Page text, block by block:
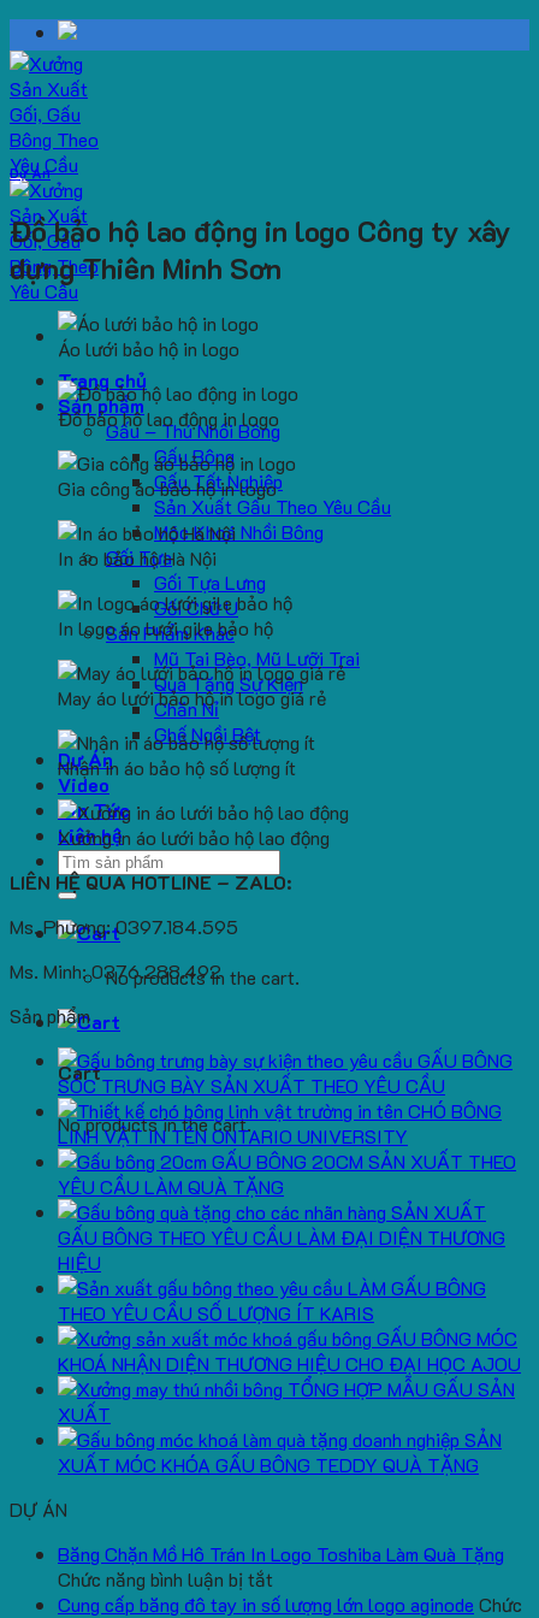
Skip
to
content
Trang chủ
Sản phẩm
Gấu – Thú Nhồi Bông
Gấu Bông
Gấu Tốt Nghiệp
Sản Xuất Gấu Theo Yêu Cầu
Móc Khoá Nhồi Bông
Gối Tựa
Gối Tựa Lưng
Gối Chữ U
Sản Phẩm Khác
Mũ Tai Bèo, Mũ Lưỡi Trai
Quà Tặng Sự Kiện
Chăn Nỉ
Ghế Ngồi Bệt
Dự Án
Video
Tin Tức
Liên hệ
Search
for:
No products in the cart.
Cart
No products in the cart.
Dự Án
Đồ bảo hộ lao động in logo Công ty xây
dựng Thiên Minh Sơn
Áo lưới bảo hộ in logo
Đồ bảo hộ lao động in logo
Gia công áo bảo hộ in logo
In áo bảo hộ Hà Nội
In logo áo lưới gile bảo hộ
May áo lưới bảo hộ in logo giá rẻ
Nhận in áo bảo hộ số lượng ít
Xưởng in áo lưới bảo hộ lao động
LIÊN HỆ QUA HOTLINE – ZALO:
Ms. Phương: 0397.184.595
Ms. Minh: 0376.288.492
Sản phẩm
GẤU BÔNG
SÓC TRƯNG BÀY SẢN XUẤT THEO YÊU CẦU
CHÓ BÔNG
LINH VẬT IN TÊN ONTARIO UNIVERSITY
GẤU BÔNG 20CM SẢN XUẤT THEO
YÊU CẦU LÀM QUÀ TẶNG
SẢN XUẤT
GẤU BÔNG THEO YÊU CẦU LÀM ĐẠI DIỆN THƯƠNG
HIỆU
LÀM GẤU BÔNG
THEO YÊU CẦU SỐ LƯỢNG ÍT KARIS
GẤU BÔNG MÓC
KHOÁ NHẬN DIỆN THƯƠNG HIỆU CHO ĐẠI HỌC AJOU
TỔNG HỢP MẪU GẤU SẢN
XUẤT
SẢN
XUẤT MÓC KHÓA GẤU BÔNG TEDDY QUÀ TẶNG
DỰ ÁN
Băng Chặn Mồ Hô Trán In Logo Toshiba Làm Quà Tặng
Chức năng bình luận bị tắt
Băng
Cung cấp băng đô tay in số lượng lớn logo aginode Chức